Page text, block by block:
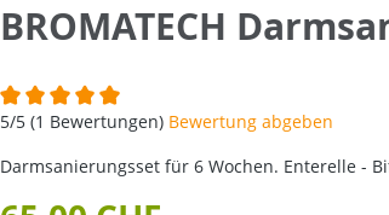
BROMATECH
Durchschnittliche Bewertung von 5 von 5
5/5 (1 Bewertungen) Bewertung abgeben
Darmsanierungsset für 6 Wochen. Enterelle -